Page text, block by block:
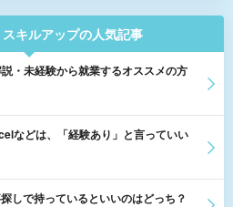
キルアップの人気記事
・未経験から就業するオススメの方
などは、「経験あり」と言っていい
しで持っているといいのはどっち？